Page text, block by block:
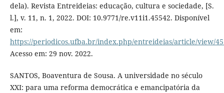
dela). Revista Entreideias: educação, cultura e sociedade, [S.
l.], v. 11, n. 1, 2022. DOI: 10.9771/re.v11i1.45542. Disponível
em:
https://periodicos.ufba.br/index.php/entreideias/article/view/
Acesso em: 29 nov. 2022.
SANTOS, Boaventura de Sousa. A universidade no século
XXI: para uma reforma democrática e emancipatória da